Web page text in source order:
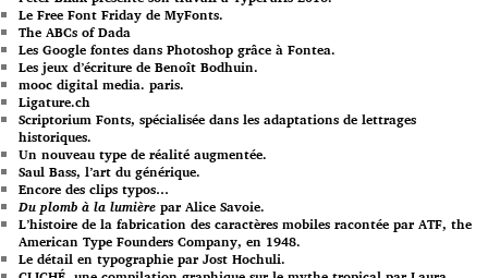
Le Free Font Friday de MyFonts.
The ABCs of Dada
Les Google fontes dans Photoshop grâce à Fontea.
Les jeux d’écriture de Benoît Bodhuin.
mooc digital media. paris.
Ligature.ch
Scriptorium Fonts, spécialisée dans les adaptations de lettrages
historiques.
Un nouveau type de réalité augmentée.
Saul Bass, l’art du générique.
Encore des clips typos…
Du plomb à la lumière par Alice Savoie.
L’histoire de la fabrication des caractères mobiles racontée par ATF, the
American Type Founders Company, en 1948.
Le détail en typographie par Jost Hochuli.